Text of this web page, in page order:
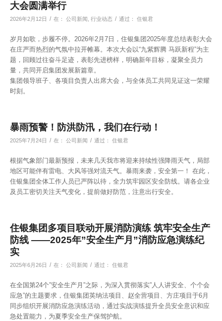
大会圆满举行
2026年2月12日 / 在： 公司新闻 行业动态 / 通过： 住银君
岁月如歌，步履不停。2026年2月7日，住银集团2025年度总结表彰大会
在庄严而热烈的气氛中拉开帷幕。本次大会以“九紫辉腾 马跃新程”为主
题，回顾过往奋斗足迹，表彰先进榜样，明确新年目标，凝聚全员力
量，共同开启集团发展新篇章。
集团领导班子、各项目负责人出席大会，与全体员工共同见证这一荣耀
时刻。
暴雨预警！防洪防汛，我们在行动！
2025年7月24日 / 在： 公司新闻 / 通过： 住银君
根据气象部门最新预报，未来几天我市将迎来持续性强降雨天气，局部
地区可能伴有雷电、大风等强对流天气。暴雨来袭，安全第一！ 在此，
住银集团全体工作人员已严阵以待，全力筑牢园区安全防线。请各企业
及员工密切关注天气变化，提前做好防范，注意出行安全。
住银集团多项目联动开展消防演练 筑牢安全生产
防线 ——2025年”安全生产月”消防应急演练纪
实
2025年6月26日 / 在： 公司新闻 / 通过： 住银君
在全国第24个”安全生产月”之际，为深入贯彻落实”人人讲安全、个个会
应急”的主题要求，住银集团英纳法项目、赵全营项目、方庄项目于6月
同步组织开展消防应急演练活动，通过实战演练提升全员安全意识和应
急处置能力，为夏季安全生产保驾护航。